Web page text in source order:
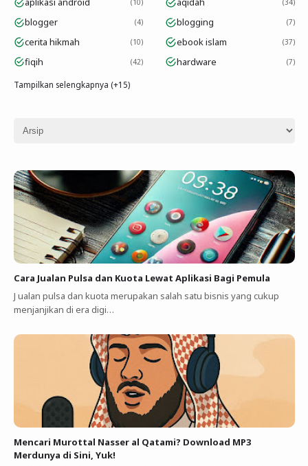
10 34
blogger 4 blogging 7
cerita hikmah 10 ebook islam 37
fiqih 42 hardware 7
Tampilkan selengkapnya (+15)
Cara Jualan Pulsa dan Kuota Lewat Aplikasi Bagi Pemula
J ualan pulsa dan kuota merupakan salah satu bisnis yang cukup
menjanjikan di era digi…
Mencari Murottal Nasser al Qatami? Download MP3
Merdunya di Sini, Yuk!